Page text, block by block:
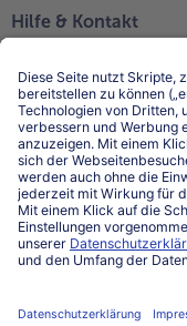
Hilfe & Kontakt
Kontakt
FAQ
Service
Unternehmen